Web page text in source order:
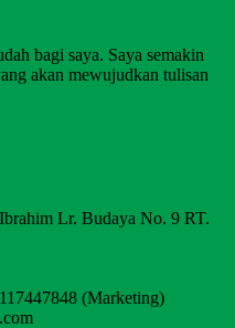
bagi saya. Saya semakin
akan mewujudkan tulisan
Lr. Budaya No. 9 RT.
(Marketing)